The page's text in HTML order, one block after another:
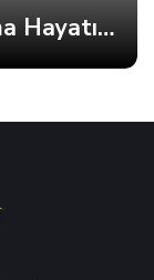
21 Yaşındaki Efe Berat Mama Hayatını Kaybetti